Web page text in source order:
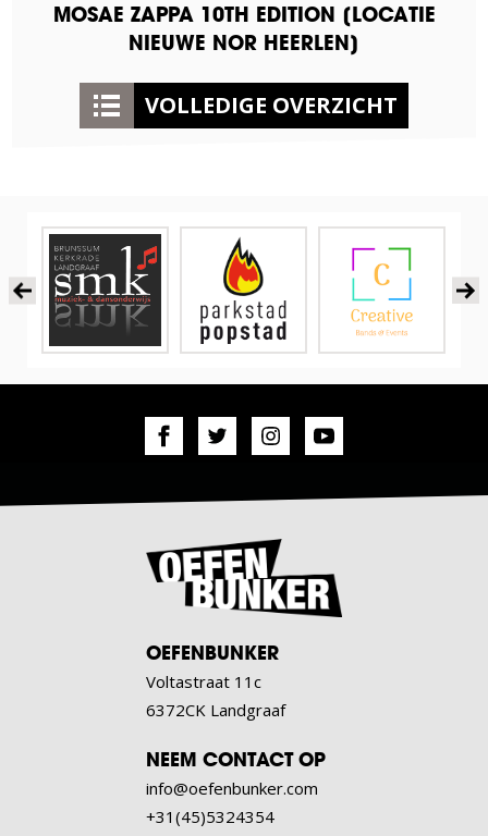
MOSAE ZAPPA 10TH EDITION [LOCATIE
NIEUWE NOR HEERLEN]
VOLLEDIGE OVERZICHT
OEFENBUNKER
Voltastraat 11c
6372CK Landgraaf
NEEM CONTACT OP
info@oefenbunker.com
+31(45)5324354